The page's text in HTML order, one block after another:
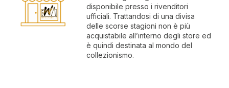
disponibile presso i rivenditori
ufficiali. Trattandosi di una divisa
delle scorse stagioni non è più
acquistabile all’interno degli store ed
è quindi destinata al mondo del
collezionismo.